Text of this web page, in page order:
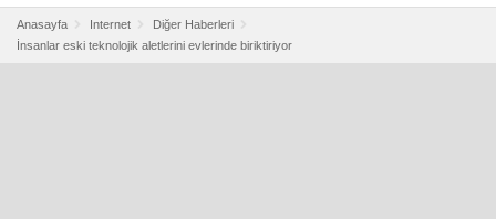
Anasayfa Internet
Diğer Haberleri
İnsanlar eski teknolojik aletlerini evlerinde biriktiriyor